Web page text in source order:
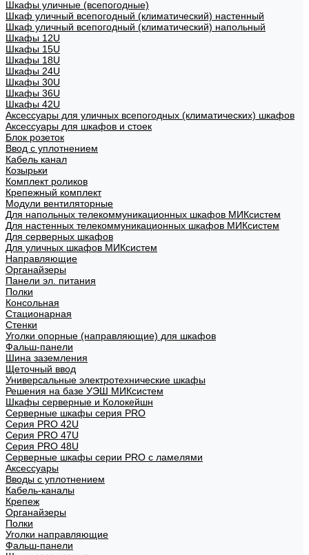
Шкафы уличные (всепогодные)
Шкаф уличный всепогодный (климатический) настенный
Шкаф уличный всепогодный (климатический) напольный
Шкафы 12U
Шкафы 15U
Шкафы 18U
Шкафы 24U
Шкафы 30U
Шкафы 36U
Шкафы 42U
Аксессуары для уличных всепогодных (климатических) шкафов
Аксессуары для шкафов и стоек
Блок розеток
Ввод с уплотнением
Кабель канал
Козырьки
Комплект роликов
Крепежный комплект
Модули вентиляторные
Для напольных телекоммуникационных шкафов МИКсистем
Для настенных телекоммуникационных шкафов МИКсистем
Для серверных шкафов
Для уличных шкафов МИКсистем
Направляющие
Органайзеры
Панели эл. питания
Полки
Консольная
Стационарная
Стенки
Уголки опорные (направляющие) для шкафов
Фальш-панели
Шина заземления
Щеточный ввод
Универсальные электротехнические шкафы
Решения на базе УЭШ МИКсистем
Шкафы серверные и Колокейшн
Серверные шкафы серия PRO
Серия PRO 42U
Серия PRO 47U
Серия PRO 48U
Серверные шкафы серии PRO с ламелями
Аксессуары
Вводы с уплотнением
Кабель-каналы
Крепеж
Органайзеры
Полки
Уголки направляющие
Фальш-панели